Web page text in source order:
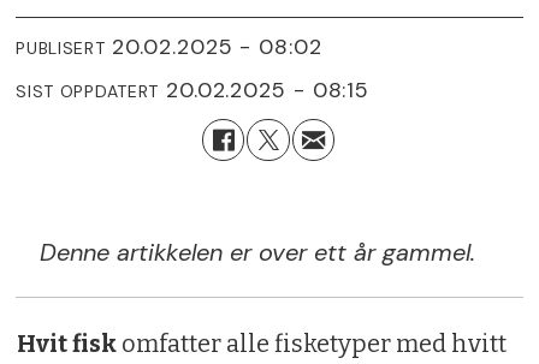
PUBLISERT 20.02.2025 - 08:02
SIST OPPDATERT 20.02.2025 - 08:15
Denne artikkelen er over ett år gammel.
Hvit fiskomfatter alle fisketyper med hvitt